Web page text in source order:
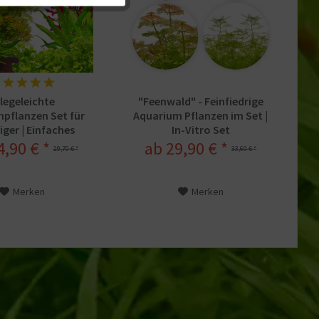
Set für
| Einfaches
In-Vitro XL
29,70 € *
€ *
Merken
"Feenwald" - Feinfiedrige
Aquarium Pflanzen im Set |
In-Vitro Set
33,60 € *
ab 29,90 € *
Merken
Aktiv